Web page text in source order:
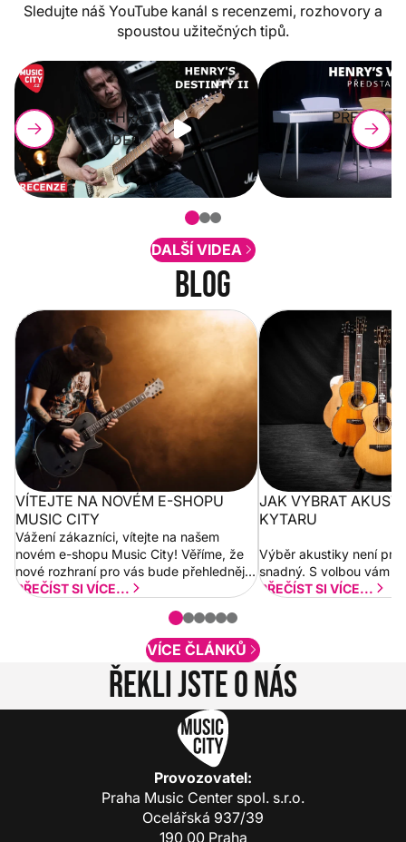
Sledujte náš YouTube kanál s recenzemi, rozhovory a
spoustou užitečných tipů.
PŘEHRÁT
VIDEO
PŘEHRÁT
VIDEO
DALŠÍ VIDEA
Blog
Vítejte na novém e-shopu Music
City
VÍTEJTE NA NOVÉM E-SHOPU
MUSIC CITY
Vážení zákazníci, vítejte na našem
novém e-shopu Music City! Věříme, že
nové rozhraní pro vás bude přehlednější
a rychlejší. Postupně budeme přidávat
PŘEČÍST SI VÍCE...
Jak vybrat
JAK VYBRAT
KYTARU
Výběr akustiky není pro
snadný. S volbou vám
PŘEČÍST SI VÍCE...
VÍCE ČLÁNKŮ
Řekli jste o nás
Provozovatel:
Praha Music Center spol. s.r.o.
Ocelářská 937/39
190 00 Praha